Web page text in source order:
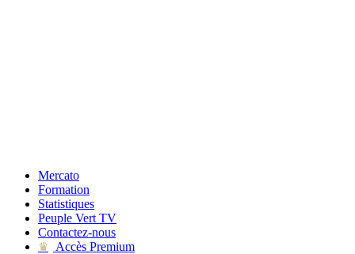
Mercato
Formation
Statistiques
Peuple Vert TV
Contactez-nous
♛
Accès Premium